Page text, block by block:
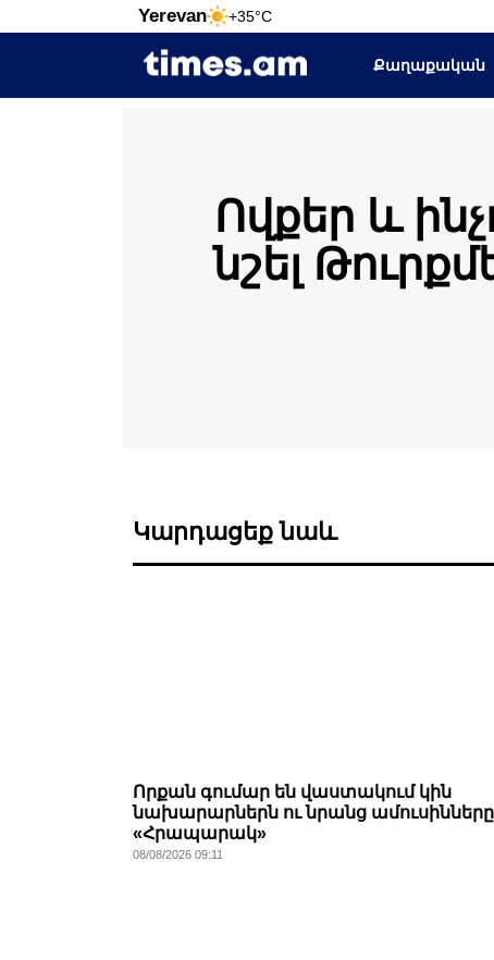
Yerevan +35°C
Քաղաքական
Ովքեր և
նշել
Կարդացեք նաև
Որքան գումար են վաստակում կին
նախարարներն ու նրանց
«Հրապարակ»
08/08/2026 09:11